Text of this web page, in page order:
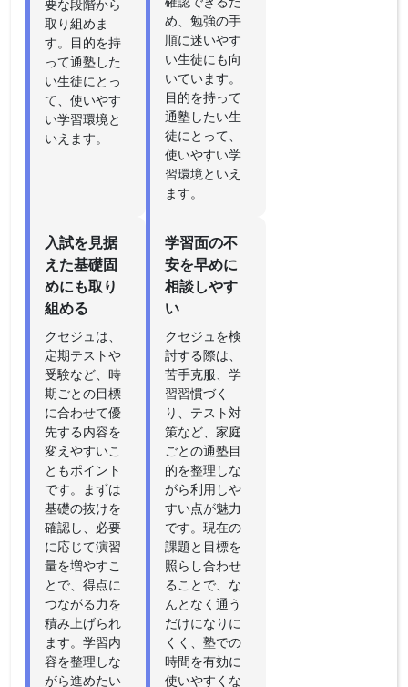
要な段階から
取り組めま
す。目的を持
って通塾した
い生徒にとっ
て、使いやす
い学習環境と
いえます。
め、勉強の手
順に迷いやす
い生徒にも向
いています。
目的を持って
通塾したい生
徒にとって、
使いやすい学
習環境といえ
ます。
入試を見据
えた基礎固
めにも取り
組める
クセジュは、
定期テストや
受験など、時
期ごとの目標
に合わせて優
先する内容を
変えやすいこ
ともポイント
です。まずは
基礎の抜けを
確認し、必要
に応じて演習
量を増やすこ
とで、得点に
つながる力を
積み上げられ
ます。学習内
容を整理しな
がら進めたい
学習面の不
安を早めに
相談しやす
い
クセジュを検
討する際は、
苦手克服、学
習習慣づく
り、テスト対
策など、家庭
ごとの通塾目
的を整理しな
がら利用しや
すい点が魅力
です。現在の
課題と目標を
照らし合わせ
ることで、な
んとなく通う
だけになりに
くく、塾での
時間を有効に
使いやすくな